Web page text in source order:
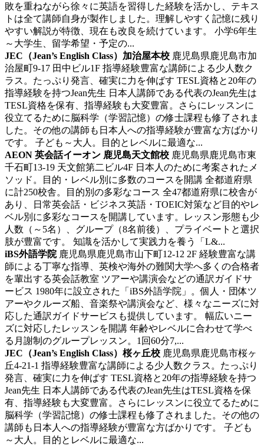
敗を重ねながら徐々に英語を習得した経験を活かし、テキス
トは全て講師自身が製作しました。理解しやすく記憶に残り
やすい解説が特徴、現在も改良を続けています。 小学6年生
～大学生、留学希望・予定の...
JEC（Jean’s English Class）加治屋本校 鹿児島県鹿児島市加
治屋町9-17 田中ビル1F 指導経験豊富な講師による少人数ク
ラス。たっぷり発言、確実に力を伸ばす TESL資格と20年の
指導経験を持つJean先生 日本人講師である代表のJean先生は
TESL資格を保有、指導経験も大変豊富。さらにレッスンに
役立てるために脳科学（学習記憶）の修士課程も修了されま
した。その他の講師も日本人への指導経験が豊富な方ばかり
です。 子ども～大人。目的とレベルに最適な...
AEON 英会話イーオン 鹿児島天文館校 鹿児島県鹿児島市東
千石町13-19 天文館第二ビル4F 日本人のために考案されたメ
ソッド。目的・レベル別に多数のコースを開講 全都道府県
に計250校舎。目的別の多彩なコース 全47都道府県に校舎が
あり、日常英会話・ビジネス英語・TOEIC対策など目的やレ
ベル別に多彩なコースを開講しています。レッスン形態も少
人数（～5名）、グループ（8名前後）、プライベートと選択
肢が豊富です。 知識を活かして実践力を養う「L&...
iBS外語学院鹿児島県鹿児島市山下町12-12 2F 経験豊富な講
師による丁寧な指導、英検や海外の難関大学へ多くの合格者
を輩出する英会話教室 ツアーや講演会などの通訳ガイドサ
ービス 1980年に設立された「iBS外語学院」。個人・団体ツ
アーやクルーズ船、音楽祭や講演会など、様々なニーズに対
応した通訳ガイドサービスも提供しています。 幅広いニー
ズに対応したレッスンを開講 年齢やレベルに合わせて学べ
る月謝制のグループレッスン。1回60分7,...
JEC（Jean’s English Class）桜ヶ丘校 鹿児島県鹿児島市桜ヶ
丘4-21-1 指導経験豊富な講師による少人数クラス。たっぷり
発言、確実に力を伸ばす TESL資格と20年の指導経験を持つ
Jean先生 日本人講師である代表のJean先生はTESL資格を保
有、指導経験も大変豊富。さらにレッスンに役立てるために
脳科学（学習記憶）の修士課程も修了されました。その他の
講師も日本人への指導経験が豊富な方ばかりです。 子ども
～大人。目的とレベルに最適な...